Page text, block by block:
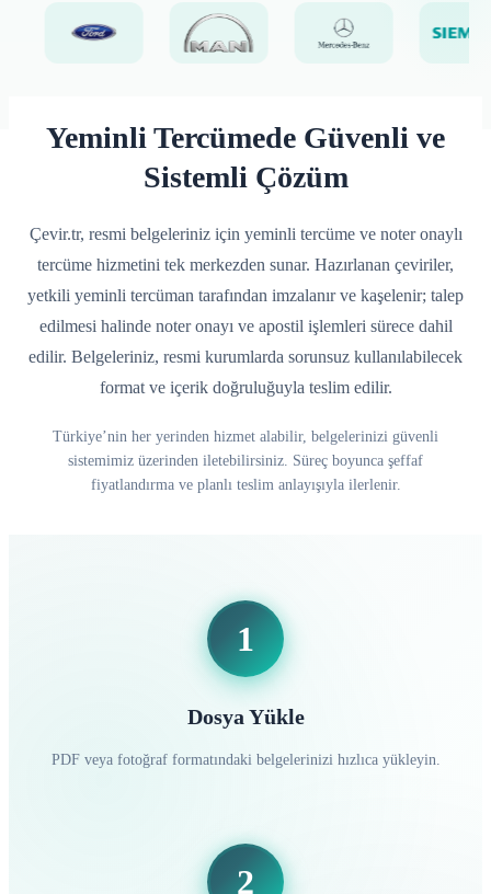
Yeminli Tercümede Güvenli ve
Sistemli Çözüm
Çevir.tr, resmi belgeleriniz için yeminli tercüme ve noter onaylı
tercüme hizmetini tek merkezden sunar. Hazırlanan çeviriler,
yetkili yeminli tercüman tarafından imzalanır ve kaşelenir; talep
edilmesi halinde noter onayı ve apostil işlemleri sürece dahil
edilir. Belgeleriniz, resmi kurumlarda sorunsuz kullanılabilecek
format ve içerik doğruluğuyla teslim edilir.
Türkiye’nin her yerinden hizmet alabilir, belgelerinizi güvenli
sistemimiz üzerinden iletebilirsiniz. Süreç boyunca şeffaf
fiyatlandırma ve planlı teslim anlayışıyla ilerlenir.
1
Dosya Yükle
PDF veya fotoğraf formatındaki belgelerinizi hızlıca yükleyin.
2